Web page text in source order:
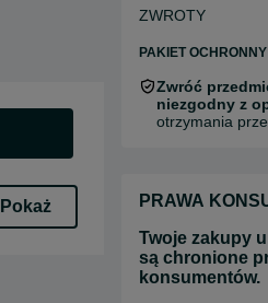
Pokaż
ZWROTY
PAKIET OCHRONNY
Zwróć
niezgodny z
otrzymania
PRAWA
Twoje zakupy
są chronione
konsumentów.